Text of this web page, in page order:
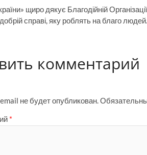
щиро дякує Благодійній
добрій справі, яку роблять на благо людей.
комментарий
не будет опубликован.
*